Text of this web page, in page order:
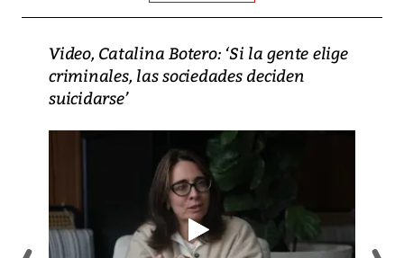
Video, Catalina Botero: ‘Si la gente elige
criminales, las sociedades deciden
suicidarse’